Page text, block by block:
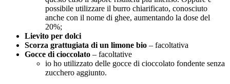
possibile utilizzare il burro chiarificato, conosciuto
anche con il nome di ghee, aumentando la dose del
20%;
Lievito per dolci
Scorza grattugiata di un limone bio – facoltativa
Gocce di cioccolato – facoltative
io ho utilizzato delle gocce di cioccolato fondente senza
zucchero aggiunto.